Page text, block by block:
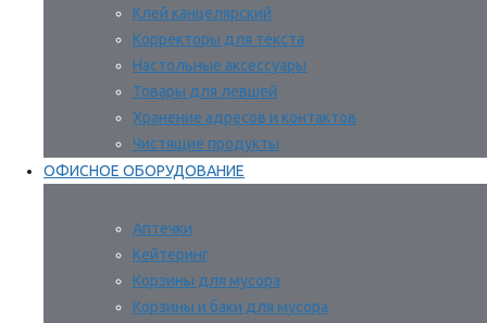
Клей канцелярский
Корректоры для текста
Настольные аксессуары
Товары для левшей
Хранение адресов и контактов
Чистящие продукты
ОФИСНОЕ ОБОРУДОВАНИЕ
Аптечки
Кейтеринг
Корзины для мусора
Корзины и баки для мусора